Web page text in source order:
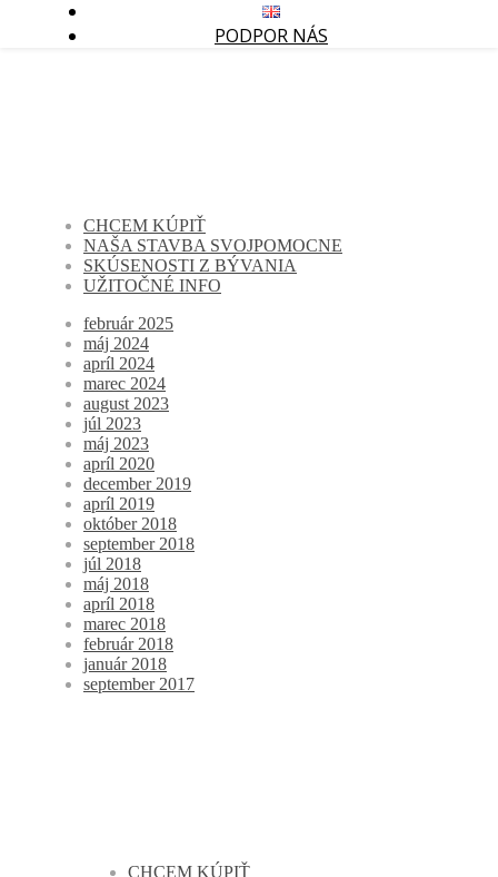
PODPOR NÁS
CHCEM KÚPIŤ
NAŠA STAVBA SVOJPOMOCNE
SKÚSENOSTI Z BÝVANIA
UŽITOČNÉ INFO
február 2025
máj 2024
apríl 2024
marec 2024
august 2023
júl 2023
máj 2023
apríl 2020
december 2019
apríl 2019
október 2018
september 2018
júl 2018
máj 2018
apríl 2018
marec 2018
február 2018
január 2018
september 2017
CHCEM KÚPIŤ